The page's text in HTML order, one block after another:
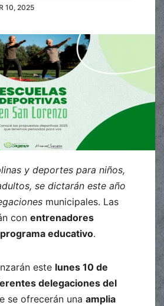
10, 2025
y deportes para niños,
se dictarán este año
municipales. Las
con entrenadores
programa educativo.
este lunes 10 de
delegaciones del
se ofrecerán una amplia